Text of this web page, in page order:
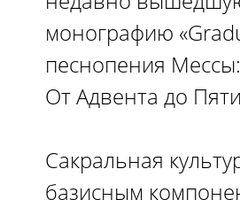
монографию
песнопения
От Адвента до
Сакральная
базисным